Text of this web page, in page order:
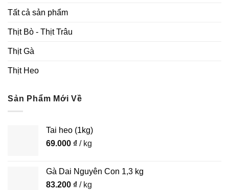
Tất cả sản phẩm
Thịt Bò - Thịt Trâu
Thịt Gà
Thịt Heo
Sản Phẩm Mới Về
Tai heo (1kg)
69.000 ₫ / kg
Gà Dai Nguyên Con 1,3 kg
83.200 ₫ / kg